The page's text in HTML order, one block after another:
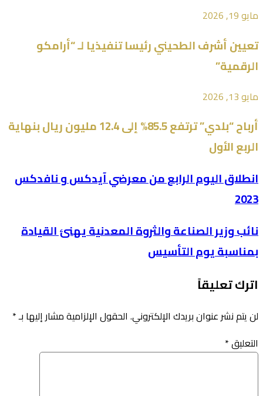
مايو 19, 2026
تعيين أشرف الطحيني رئيسا تنفيذيا لـ “أرامكو
الرقمية”
مايو 13, 2026
أرباح “بلدي” ترتفع 85.5% إلى 12.4 مليون ريال بنهاية
الربع الأول
انطلاق اليوم الرابع من معرضي آيدكس و نافدكس
2023
نائب وزير الصناعة والثروة المعدنية يهنئ القيادة
بمناسبة يوم التأسيس
اترك تعليقاً
لن يتم نشر عنوان بريدك الإلكتروني. الحقول الإلزامية مشار إليها بـ*
التعليق*